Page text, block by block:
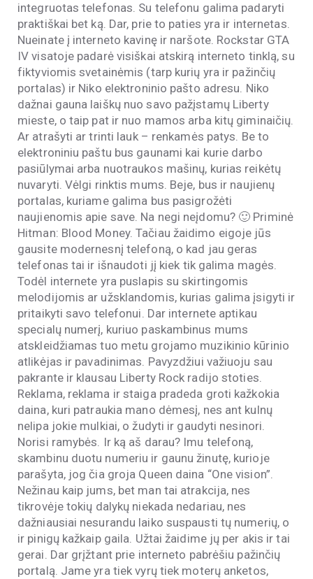
integruotas telefonas. Su telefonu galima padaryti
praktiškai bet ką. Dar, prie to paties yra ir internetas.
Nueinate į interneto kavinę ir naršote. Rockstar GTA
IV visatoje padarė visiškai atskirą interneto tinklą, su
fiktyviomis svetainėmis (tarp kurių yra ir pažinčių
portalas) ir Niko elektroninio pašto adresu. Niko
dažnai gauna laiškų nuo savo pažįstamų Liberty
mieste, o taip pat ir nuo mamos arba kitų giminaičių.
Ar atrašyti ar trinti lauk – renkamės patys. Be to
elektroniniu paštu bus gaunami kai kurie darbo
pasiūlymai arba nuotraukos mašinų, kurias reikėtų
nuvaryti. Vėlgi rinktis mums. Beje, bus ir naujienų
portalas, kuriame galima bus pasigrožėti
naujienomis apie save. Na negi neįdomu? 🙂 Priminė
Hitman: Blood Money. Tačiau žaidimo eigoje jūs
gausite modernesnį telefoną, o kad jau geras
telefonas tai ir išnaudoti jį kiek tik galima magės.
Todėl internete yra puslapis su skirtingomis
melodijomis ar užsklandomis, kurias galima įsigyti ir
pritaikyti savo telefonui. Dar internete aptikau
specialų numerį, kuriuo paskambinus mums
atskleidžiamas tuo metu grojamo muzikinio kūrinio
atlikėjas ir pavadinimas. Pavyzdžiui važiuoju sau
pakrante ir klausau Liberty Rock radijo stoties.
Reklama, reklama ir staiga pradeda groti kažkokia
daina, kuri patraukia mano dėmesį, nes ant kulnų
nelipa jokie mulkiai, o žudyti ir gaudyti nesinori.
Norisi ramybės. Ir ką aš darau? Imu telefoną,
skambinu duotu numeriu ir gaunu žinutę, kurioje
parašyta, jog čia groja Queen daina “One vision”.
Nežinau kaip jums, bet man tai atrakcija, nes
tikrovėje tokių dalykų niekada nedariau, nes
dažniausiai nesurandu laiko suspausti tų numerių, o
ir pinigų kažkaip gaila. Užtai žaidime jų per akis ir tai
gerai. Dar grįžtant prie interneto pabrėšiu pažinčių
portalą. Jame yra tiek vyrų tiek moterų anketos,